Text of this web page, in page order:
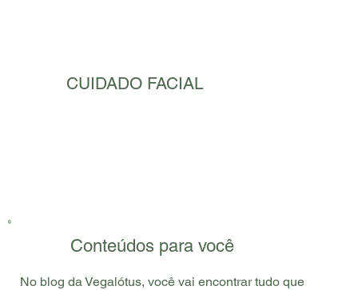
CUIDADO FACIAL
Conteúdos para você
No blog da Vegalótus, você vai encontrar tudo que